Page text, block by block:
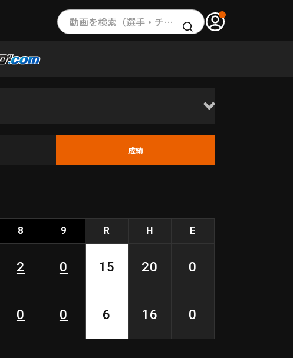
動画を検索（選手・チーム・プレー内容…）
成績
8 9 R H E
2 0 15 20 0
0 0 6 16 0